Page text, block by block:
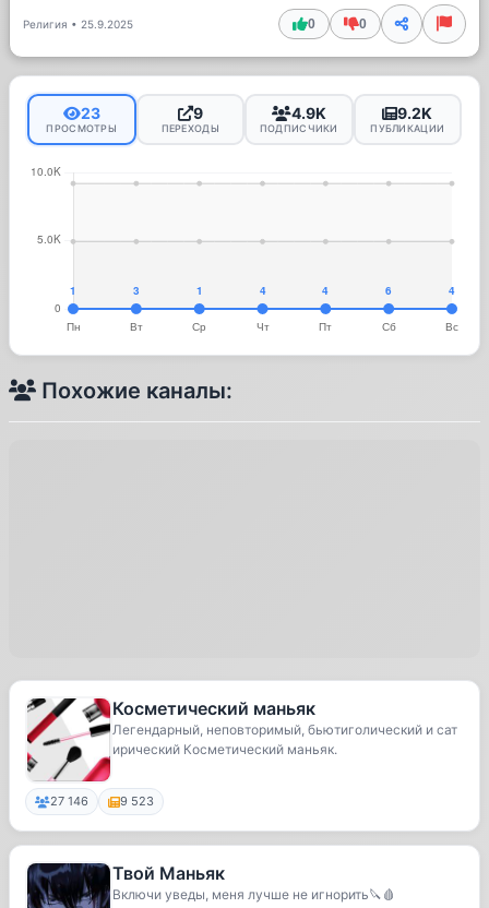
Религия • 25.9.2025 0 0
23
ПРОСМОТРЫ
9
ПЕРЕХОДЫ
4.9K
ПОДПИСЧИКИ
9.2K
ПУБЛИКАЦИИ
Похожие каналы:
Косметический маньяк
Легендарный, неповторимый, бьютиголический и сат
ирический Косметический маньяк.
27 146 9 523
Твой Маньяк
Включи уведы, меня лучше не игнорить🔪🩸